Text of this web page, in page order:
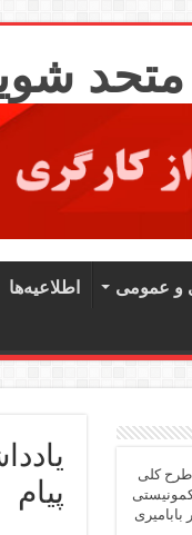
متحد
و عمومی اطلاعیه‌ها
پیام
طرح کلی
کمونیستی